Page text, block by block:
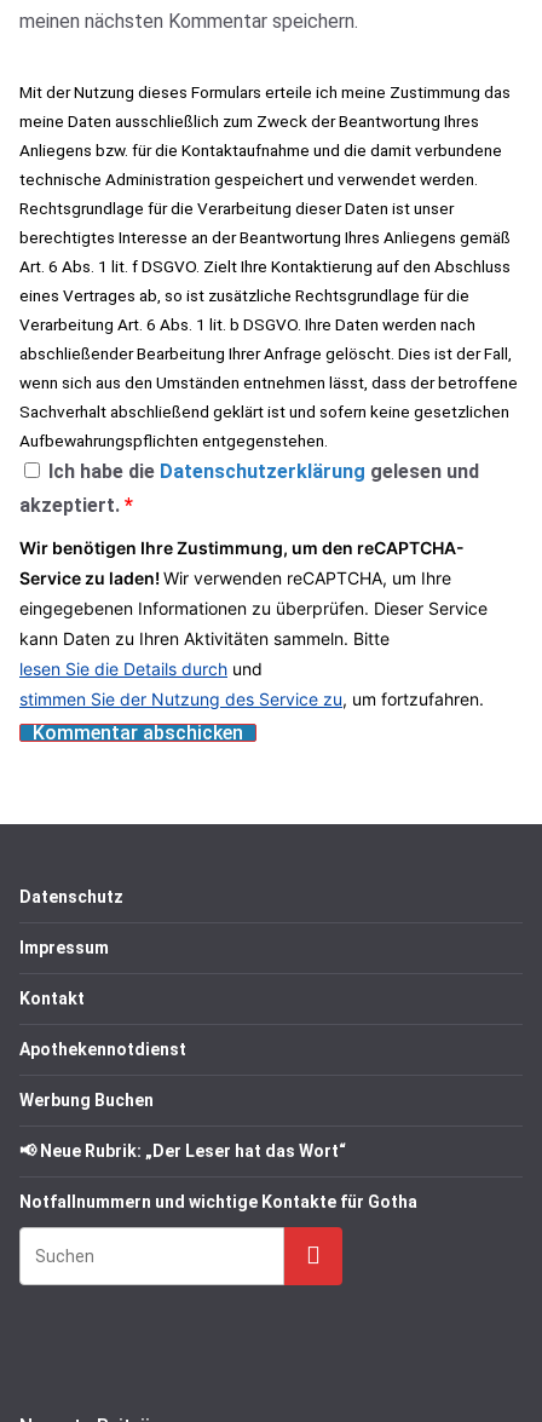
meinen nächsten Kommentar speichern.
Mit der Nutzung dieses Formulars erteile ich meine Zustimmung das
meine Daten ausschließlich zum Zweck der Beantwortung Ihres
Anliegens bzw. für die Kontaktaufnahme und die damit verbundene
technische Administration gespeichert und verwendet werden.
Rechtsgrundlage für die Verarbeitung dieser Daten ist unser
berechtigtes Interesse an der Beantwortung Ihres Anliegens gemäß
Art. 6 Abs. 1 lit. f DSGVO. Zielt Ihre Kontaktierung auf den Abschluss
eines Vertrages ab, so ist zusätzliche Rechtsgrundlage für die
Verarbeitung Art. 6 Abs. 1 lit. b DSGVO. Ihre Daten werden nach
abschließender Bearbeitung Ihrer Anfrage gelöscht. Dies ist der Fall,
wenn sich aus den Umständen entnehmen lässt, dass der betroffene
Sachverhalt abschließend geklärt ist und sofern keine gesetzlichen
Aufbewahrungspflichten entgegenstehen.
Ich habe die Datenschutzerklärung gelesen und
akzeptiert. *
Wir benötigen Ihre Zustimmung, um den reCAPTCHA-
Service zu laden!Wir verwenden reCAPTCHA, um Ihre
eingegebenen Informationen zu überprüfen. Dieser Service
kann Daten zu Ihren Aktivitäten sammeln. Bitte
lesen Sie die Details durch und
stimmen Sie der Nutzung des Service zu, um fortzufahren.
Datenschutz
Impressum
Kontakt
Apothekennotdienst
Werbung Buchen
📢 Neue Rubrik: „Der Leser hat das Wort“
Notfallnummern und wichtige Kontakte für Gotha
Suchen